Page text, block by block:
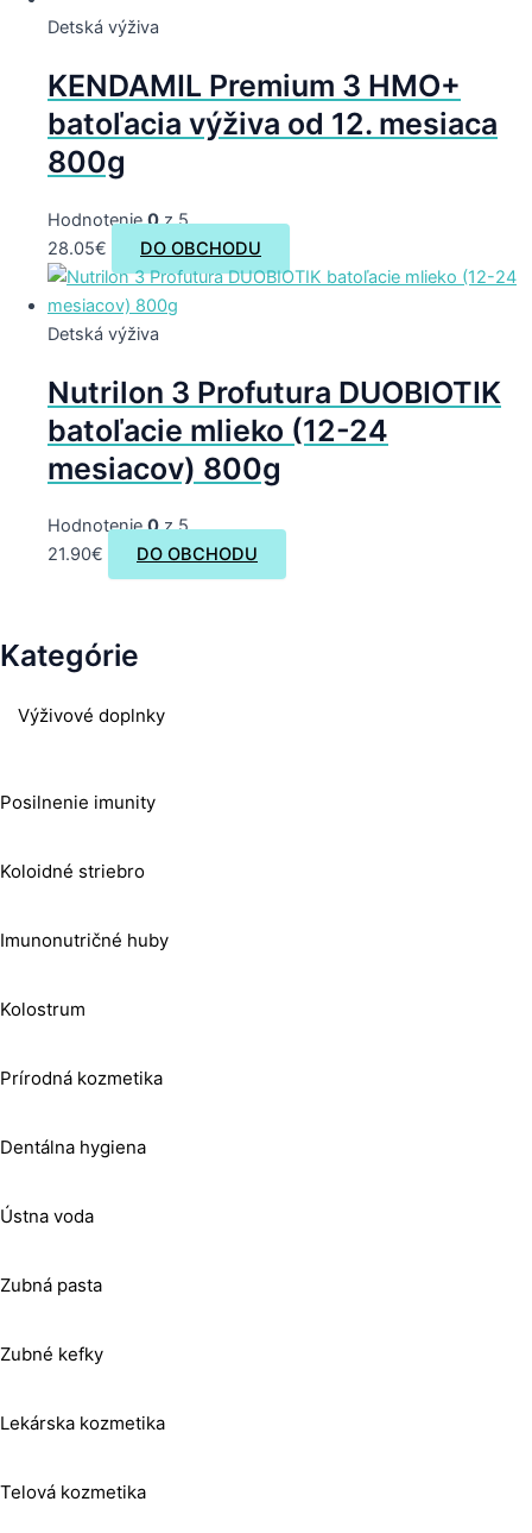
Kategórie
Výživové doplnky
Posilnenie imunity
Koloidné striebro
Imunonutričné huby
Kolostrum
Prírodná kozmetika
Dentálna hygiena
Ústna voda
Zubná pasta
Zubné kefky
Lekárska kozmetika
Telová kozmetika
Detská výživa
KENDAMIL Premium 3 HMO+
batoľacia výživa od 12. mesiaca
800g
Hodnotenie0z 5
28.05€ DO OBCHODU
Detská výživa
Nutrilon 3 Profutura DUOBIOTIK
batoľacie mlieko (12-24
mesiacov) 800g
Hodnotenie0z 5
21.90€ DO OBCHODU